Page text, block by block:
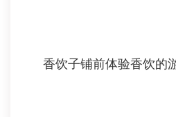
香饮子铺前体验香饮的